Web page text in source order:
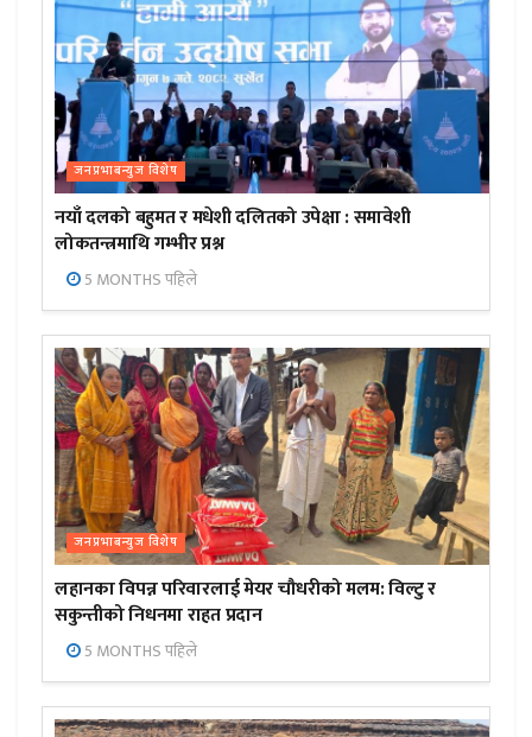
जनप्रभाबन्युज विशेष
नयाँ दलको बहुमत र मधेशी दलितको उपेक्षा : समावेशी
लोकतन्त्रमाथि गम्भीर प्रश्न
5 MONTHS पहिले
जनप्रभाबन्युज विशेष
लहानका विपन्न परिवारलाई मेयर चौधरीको मलम: विल्टु र
सकुन्तीको निधनमा राहत प्रदान
5 MONTHS पहिले